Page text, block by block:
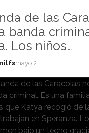
de las
banda
Los niños…
mayo 2
de las Caracolas
criminal. Es una
que Katya recogió de
en Speranza.
bajo un techo